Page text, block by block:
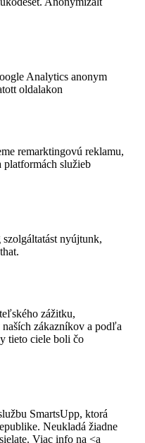
Analytics anonym
oldalakon
remarktingovú reklamu,
služieb
nyújtunk,
zážitku,
zákazníkov a podľa
tieto ciele boli čo
SmartsUpp, ktorá
Neukladá žiadne
Viac info na <a